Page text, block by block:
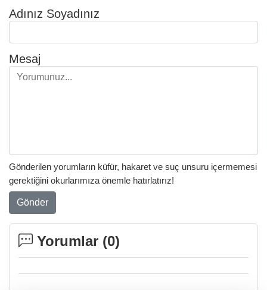
Adınız Soyadınız
Mesaj
Gönderilen yorumların küfür, hakaret ve suç unsuru içermemesi
gerektiğini okurlarımıza önemle hatırlatırız!
Gönder
Yorumlar (0)